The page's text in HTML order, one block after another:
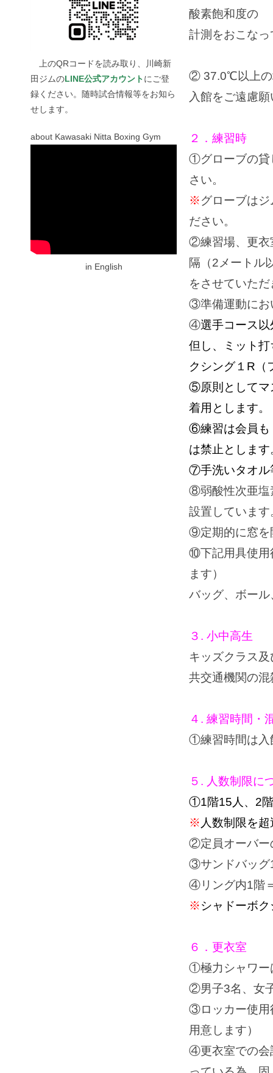
上のQRコードを読み取り、川崎新
田ジムのLINE公式アカウントにご登
録ください。随時試合情報等をお知ら
せします。
about Kawasaki Nitta Boxing Gym
in English
酸素飽和度の
計測をおこな
② 37.0℃以上の
入館をご遠慮
２．練習時
①グローブの貸
さい。
※グローブは
ださい。
②練習場、更衣
隔（2メートル
をさせていた
③準備運動にお
④選手コース以
但し、ミット
クシング１R（
⑤原則としてマ
着用とします。
⑥練習は会員も
は禁止とします
⑦手洗いタオル
⑧弱酸性次亜塩
設置しています
⑨定期的に窓を
⑩下記用具使用
ます）
バッグ、ボー
３. 小中高生
キッズクラス
共交通機関の
４. 練習時間・
①練習時間は入
５. 人数制限に
①1階15人、2
※ 人数制限を
②定員オーバー
③サンドバッグ
④リング内1階
※シャドーボ
６．更衣室
①極力シャワー
②男子3名、女
③ロッカー使用
用意します）
④更衣室での会